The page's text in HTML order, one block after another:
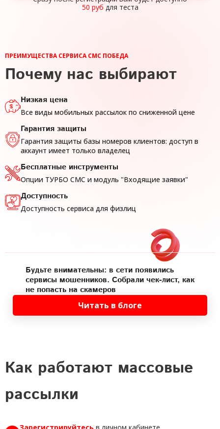
50 руб для теста
ПРЕИМУЩЕСТВА СЕРВИСА СМС ПОБЕДА
Почему нас выбирают
Низкая цена
Все виды мобильных рассылок по сниженной цене
Гарантия защиты
Гарантия защиты базы номеров клиентов: доступ в
аккаунт имеет только владелец
Бесплатные инструменты
Опции ТУРБО СМС и модуль "Входящие заявки"
Доступность
Доступность сервиса для физлиц
Будьте внимательны: в сети появились
сервисы мошенников. Собрали чек-лист, как
не попасть на скамеров
Читать в блоге
Как работают массовые
рассылки